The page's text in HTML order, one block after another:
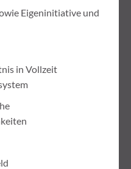
Eigeninitiative und
in Vollzeit